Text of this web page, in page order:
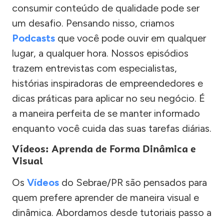
consumir conteúdo de qualidade pode ser
um desafio. Pensando nisso, criamos
Podcasts que você pode ouvir em qualquer
lugar, a qualquer hora. Nossos episódios
trazem entrevistas com especialistas,
histórias inspiradoras de empreendedores e
dicas práticas para aplicar no seu negócio. É
a maneira perfeita de se manter informado
enquanto você cuida das suas tarefas diárias.
Vídeos: Aprenda de Forma Dinâmica e
Visual
Os Vídeos do Sebrae/PR são pensados para
quem prefere aprender de maneira visual e
dinâmica. Abordamos desde tutoriais passo a